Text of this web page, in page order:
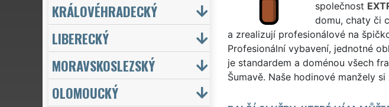
společnost
domu, chaty či
a zrealizují profesionálové na
Profesionální vybavení, jednotné
je standardem a doménou všech
Šumavě. Naše hodinové manžely
KRÁLOVÉHRADECKÝ
LIBERECKÝ
MORAVSKOSLEZSKÝ
OLOMOUCKÝ